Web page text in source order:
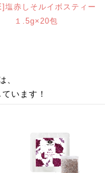
塩赤しそルイボスティー
１.5g×20包
、
います！